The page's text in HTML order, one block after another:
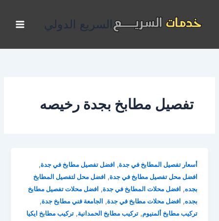
المحتوى
السريع الدولي
تفصيل مطابخ بجدة رخيصه
أسعار تفصيل المطابخ في جدة, افضل تفصيل مطابخ في جدة,
افضل محل تفصيل مطابخ في جدة, افضل محل لتفصيل المطابخ
بجده, افضل محلات المطابخ في جدة, افضل محلات تفصيل مطابخ
بجده, افضل محلات مطابخ في جدة, الجامعة فني مطابخ جدة,
تركيب مطابخ ألمنيوم,تركيب مطابخ الحمدانية,تركيب مطابخ ايكيا